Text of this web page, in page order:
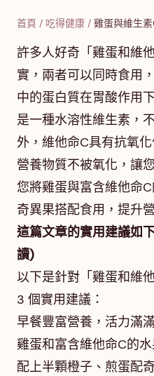
首頁 / 吃得健康 / 雞蛋與維生
許多人好奇「雞蛋和維
實，兩者可以同時食用
中的蛋白質在胃酸作用
是一種水溶性維生素，
外，維他命C具有抗氧
營養物質不被氧化，讓
您將雞蛋與富含維他命
奇異果搭配食用，提升
這篇文章的實用建議如
讀)
以下是針對「雞蛋和維
3 個實用建議：
早餐豐富營養，活力滿
雞蛋和富含維他命C的
配上半顆橙子、煎蛋配